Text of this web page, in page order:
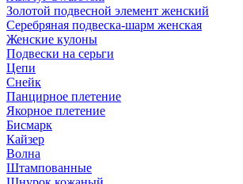
Золотой подвесной элемент женcкий
Серебряная подвеска-шарм женская
Женские кулоны
Подвески на серьги
Цепи
Снейк
Панцирное плетение
Якорное плетение
Бисмарк
Кайзер
Волна
Штампованные